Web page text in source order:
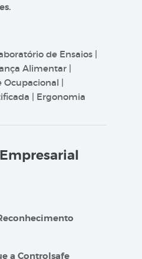
de Ensaios |
Alimentar |
Ocupacional |
| Ergonomia
a Controlsafe